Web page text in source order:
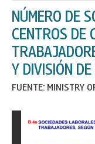
NÚMERO DE
CENTROS DE
Y DIVISIÓN
FUENTE: MINISTRY